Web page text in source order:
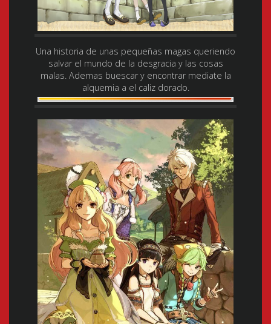
Una historia de unas pequeñas magas queriendo
salvar el mundo de la desgracia y las cosas
malas. Ademas buescar y encontrar mediate la
alquemia a el caliz dorado.